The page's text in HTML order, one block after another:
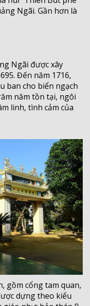
Ngãi. Gần hơn là
Ngãi được xây
Đến năm 1716,
ban cho biển ngạch
năm tồn tại, ngôi
linh, tình cảm của
gồm cổng tam quan,
dựng theo kiểu